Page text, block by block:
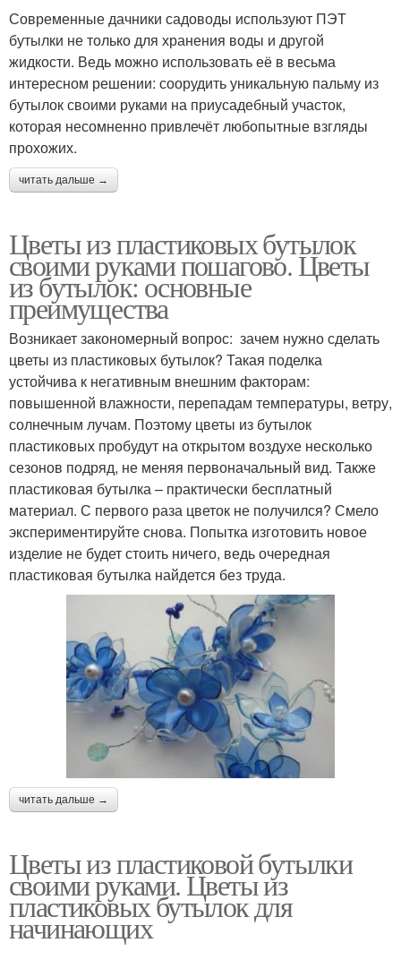
Современные дачники садоводы используют ПЭТ
бутылки не только для хранения воды и другой
жидкости. Ведь можно использовать её в весьма
интересном решении: соорудить уникальную пальму из
бутылок своими руками на приусадебный участок,
которая несомненно привлечёт любопытные взгляды
прохожих.
читать дальше →
Цветы из пластиковых бутылок
своими руками пошагово. Цветы
из бутылок: основные
преимущества
Возникает закономерный вопрос: зачем нужно сделать
цветы из пластиковых бутылок? Такая поделка
устойчива к негативным внешним факторам:
повышенной влажности, перепадам температуры, ветру,
солнечным лучам. Поэтому цветы из бутылок
пластиковых пробудут на открытом воздухе несколько
сезонов подряд, не меняя первоначальный вид. Также
пластиковая бутылка – практически бесплатный
материал. С первого раза цветок не получился? Смело
экспериментируйте снова. Попытка изготовить новое
изделие не будет стоить ничего, ведь очередная
пластиковая бутылка найдется без труда.
читать дальше →
Цветы из пластиковой бутылки
своими руками. Цветы из
пластиковых бутылок для
начинающих